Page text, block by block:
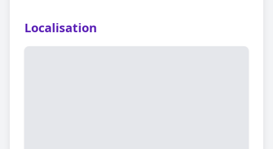
Localisation